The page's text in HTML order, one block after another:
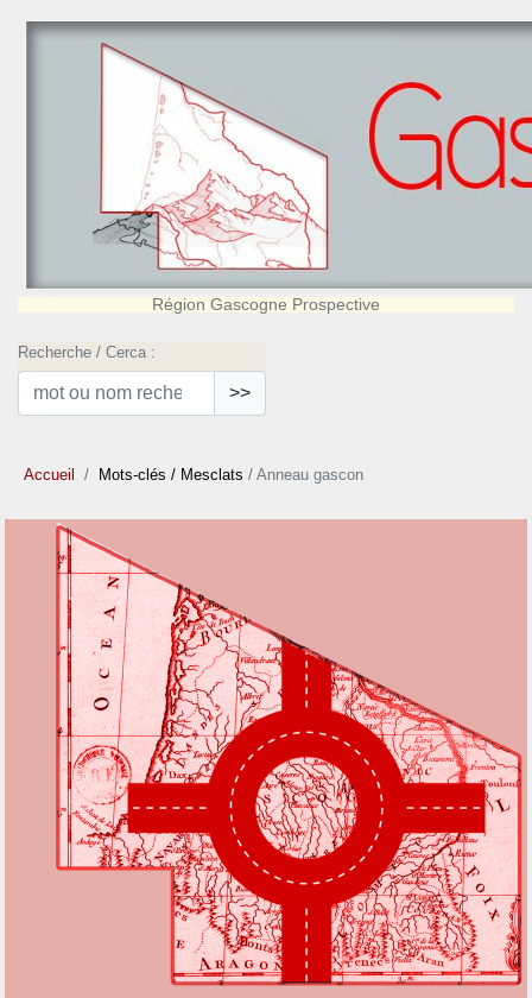
Région Gascogne Prospective
Recherche / Cerca :
>>
Accueil Mots-clés / Mesclats / Anneau gascon